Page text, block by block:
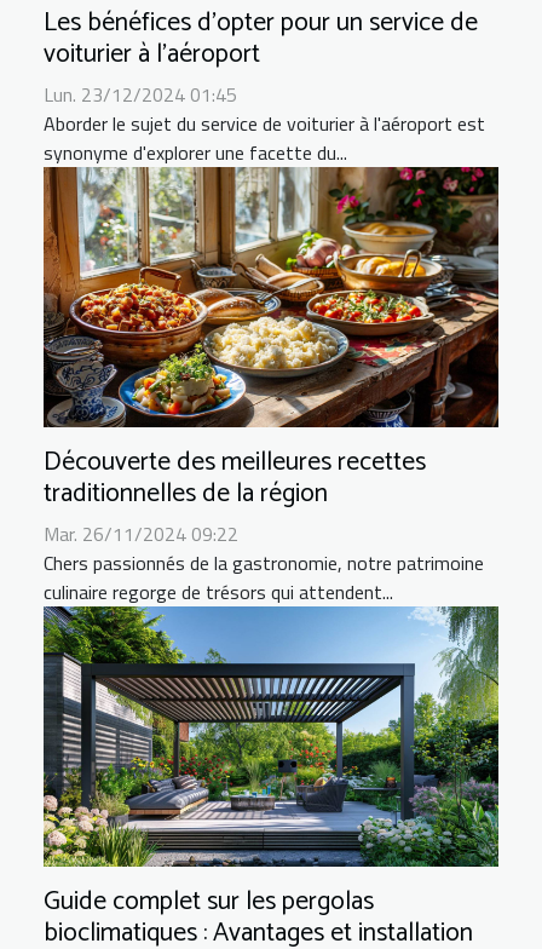
Les bénéfices d'opter pour un service de
voiturier à l'aéroport
Lun. 23/12/2024 01:45
Aborder le sujet du service de voiturier à l'aéroport est
synonyme d'explorer une facette du...
Découverte des meilleures recettes
traditionnelles de la région
Mar. 26/11/2024 09:22
Chers passionnés de la gastronomie, notre patrimoine
culinaire regorge de trésors qui attendent...
Guide complet sur les pergolas
bioclimatiques : Avantages et installation